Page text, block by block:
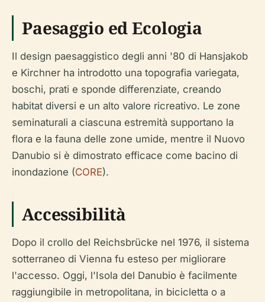
Paesaggio ed Ecologia
Il design paesaggistico degli anni '80 di Hansjakob
e Kirchner ha introdotto una topografia variegata,
boschi, prati e sponde differenziate, creando
habitat diversi e un alto valore ricreativo. Le zone
seminaturali a ciascuna estremità supportano la
flora e la fauna delle zone umide, mentre il Nuovo
Danubio si è dimostrato efficace come bacino di
inondazione (CORE).
Accessibilità
Dopo il crollo del Reichsbrücke nel 1976, il sistema
sotterraneo di Vienna fu esteso per migliorare
l'accesso. Oggi, l'Isola del Danubio è facilmente
raggiungibile in metropolitana, in bicicletta o a